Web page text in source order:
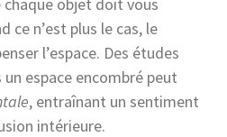
ce n’est plus le cas, le
l’espace. Des études
espace encombré peut
, entraînant un sentiment
intérieure.